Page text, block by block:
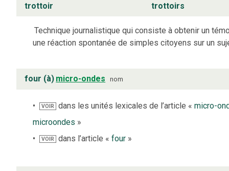
trottoir
trottoirs
Technique journalistique qui consiste à obtenir un
une réaction spontanée de simples citoyens sur un
four (à) micro-ondes nom
VOIR dans les unités lexicales de l’article «micro-
microondes »
VOIR dans l’article «four »